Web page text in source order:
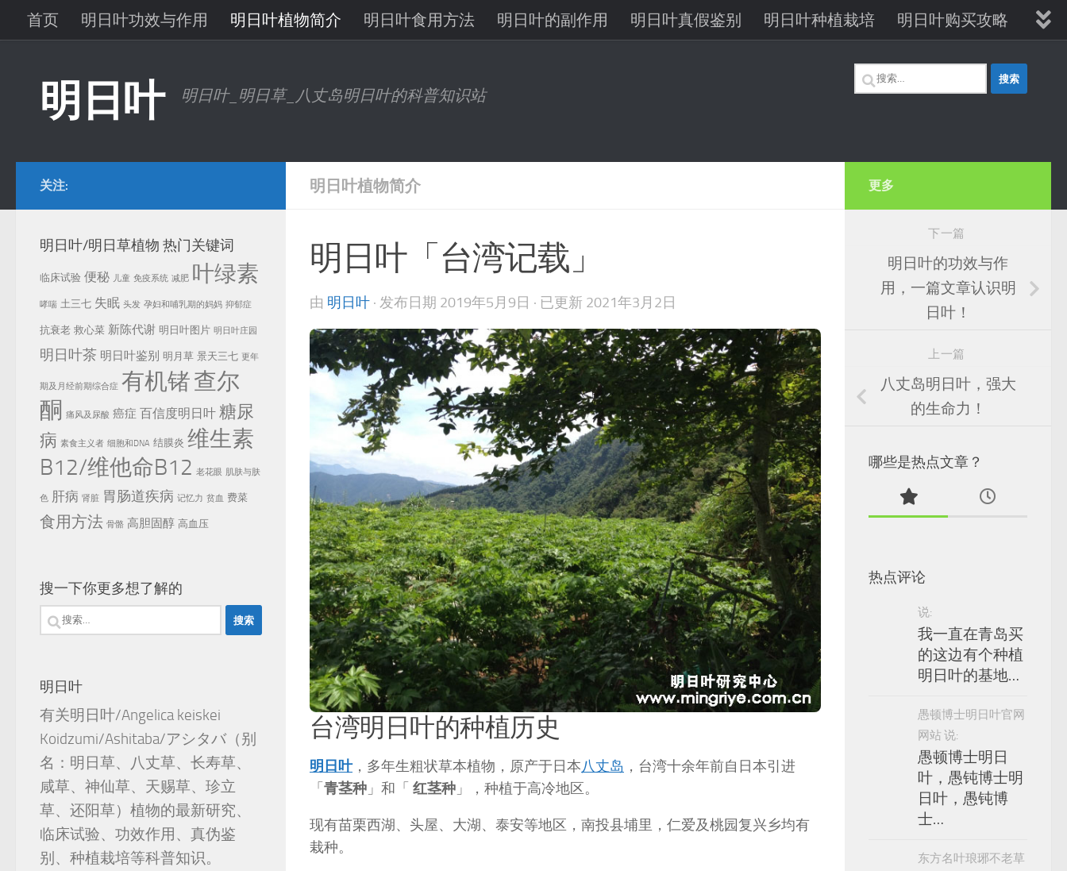
跳至内容
首页 明日叶功效与作用 明日叶植物简介 明日叶食用方法 明日叶的副作用 明日叶真假鉴别 明日叶种植栽培 明日叶购买攻略
明日叶 明日叶_明日草_八丈岛明日叶的科普知识站
搜
索：
明日叶植物简介
明日叶「台湾记载」
由 明日叶 · 发布日期 2019年5月9日 · 已更新 2021年3月2日
台湾明日叶的种植历史
明日叶，多年生粗状草本植物，原产于日本八丈岛 ，台湾十余年前自日本引进
「青茎种 」和「 红茎种 」，种植于高冷地区。
现有苗栗西湖、头屋、大湖、泰安等地区，南投县埔里，仁爱及桃园复兴乡均有
栽种。
关注:
明日叶/明日草植物 热门关键词
临床试验 便秘 儿童 免疫系统 减肥 叶绿素
哮喘 土三七 失眠 头发 孕妇和哺乳期的妈妈 抑郁症
抗衰老 救心菜 新陈代谢 明日叶图片 明日叶庄园
明日叶茶 明日叶鉴别 明月草 景天三七 更年
期及月经前期综合症 有机锗查尔
酮 痛风及尿酸 癌症 百信度明日叶 糖尿
病 素食主义者 细胞和DNA 结膜炎 维生素
B12/维他命B12 老花眼 肌肤与肤
色 肝病 肾脏 胃肠道疾病 记忆力 贫血 费菜
食用方法 骨骼 高胆固醇 高血压
搜一下你更多想了解的
搜
明日叶
有关明日叶/Angelica keiskei
Koidzumi/Ashitaba/アシタバ（别
名：明日草、八丈草、长寿草、
咸草、神仙草、天赐草、珍立
草、还阳草）植物的最新研究、
临床试验、功效作用、真伪鉴
别、种植栽培等科普知识。
更多
下一篇
明日叶的功效与作
用，一篇文章认识明
日叶！
上一篇
八丈岛明日叶，强大
的生命力！
哪些是热点文章？
热点评论
说:
我一直在青岛买
的这边有个种植
明日叶的基地…
愚顿博士明日叶官网
网站 说:
愚顿博士明日
叶，愚钝博士明
日叶，愚钝博
士…
东方名叶琅琊不老草